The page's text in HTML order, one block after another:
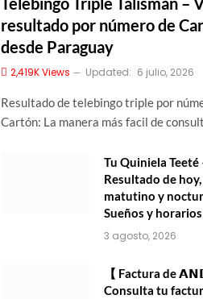
resultado por número de
desde Paraguay
2,419KViews Updated: 6 julio, 2026
Resultado de telebingo triple por
Cartón: La manera más facil de
Tu Quiniela Teeté
Resultado de
matutino y
Sueños y horarios
3 agosto, 2026
【 Factura de
Consulta tu